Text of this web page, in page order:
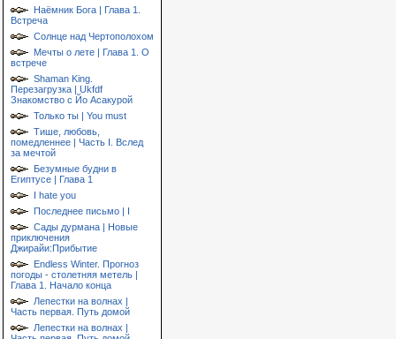
Наёмник Бога | Глава 1.
Встреча
Солнце над Чертополохом
Мечты о лете | Глава 1. О
встрече
Shaman King.
Перезагрузка | Ukfdf
Знакомство с Йо Асакурой
Только ты | You must
Тише, любовь,
помедленнее | Часть I. Вслед
за мечтой
Безумные будни в
Египтусе | Глава 1
I hate you
Последнее письмо | I
Сады дурмана | Новые
приключения
Джирайи:Прибытие
Endless Winter. Прогноз
погоды - столетняя метель |
Глава 1. Начало конца
Лепестки на волнах |
Часть первая. Путь домой
Лепестки на волнах |